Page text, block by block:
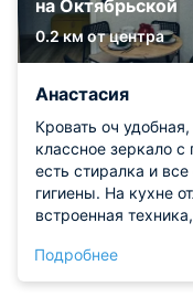
на Октябрьской
0.2 км от центра
Анастасия
Кровать оч
классное зеркало с
есть стиралка и
гигиены. На кухне
встроенная техника,
Рады, что выбрали
рекомендую!
Подробнее